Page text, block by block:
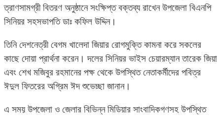
ত্রাণসামগ্রী বিতরণ অনুষ্ঠানে সংক্ষিপ্ত বক্তব্য রাখেন উপজেলা বিএনপি
সিনিয়র সহসভাপতি ডাঃ কফিল উদ্দিন।
তিনি দেশনেত্রী বেগম খালেদা জিয়ার রোগমুক্তি কামনা করে সকলের
কাছে দোয়া প্রার্থনা করেন। দলের সিনিয়র ভাইস চেয়ারম্যান তারেক জিয়া
এবং শেখ মজিবুর রহমানের পক্ষ থেকে উপস্থিত নেতাকর্মীদের পবিত্র
ঈদুল ফিতরের অগ্রিম ঈদ শুভেচ্ছা জানান।
এ সময় উপজেলা ও জেলার বিভিন্ন মিডিয়ার সাংবাদিকগণসহ উপস্থিত